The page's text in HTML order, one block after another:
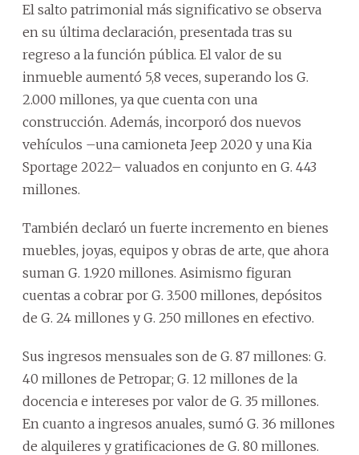
El salto patrimonial más significativo se observa
en su última declaración, presentada tras su
regreso a la función pública. El valor de su
inmueble aumentó 5,8 veces, superando los G.
2.000 millones, ya que cuenta con una
construcción. Además, incorporó dos nuevos
vehículos –una camioneta Jeep 2020 y una Kia
Sportage 2022– valuados en conjunto en G. 443
millones.
También declaró un fuerte incremento en bienes
muebles, joyas, equipos y obras de arte, que ahora
suman G. 1.920 millones. Asimismo figuran
cuentas a cobrar por G. 3.500 millones, depósitos
de G. 24 millones y G. 250 millones en efectivo.
Sus ingresos mensuales son de G. 87 millones: G.
40 millones de Petropar; G. 12 millones de la
docencia e intereses por valor de G. 35 millones.
En cuanto a ingresos anuales, sumó G. 36 millones
de alquileres y gratificaciones de G. 80 millones.